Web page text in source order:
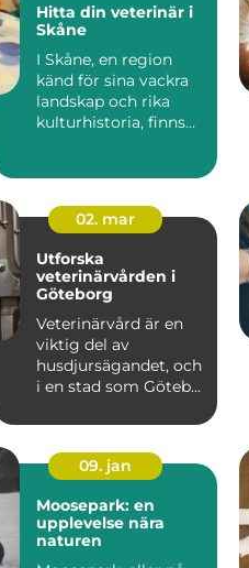
Hitta din veterinär i
Skåne
I Skåne, en region
känd för sina vackra
landskap och rika
kulturhistoria, finns
02. mar
Utforska
veterinärvården i
Göteborg
Veterinärvård är en
viktig del av
husdjursägandet, och
i en stad som Göteb...
09. jan
Moosepark: en
upplevelse nära
naturen